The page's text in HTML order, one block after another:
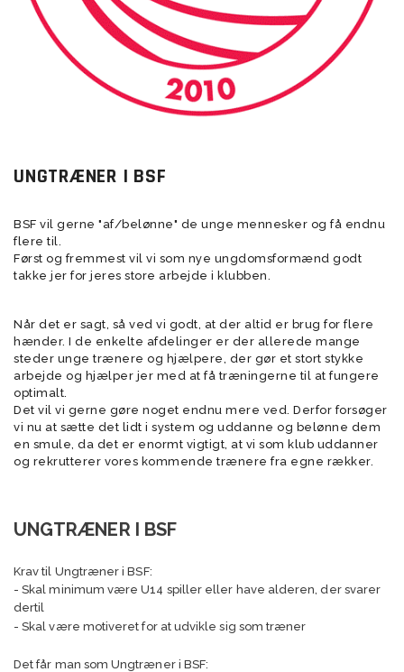
UNGTRÆNER I BSF
BSF vil gerne "af/belønne" de unge mennesker og få endnu
flere til.
Først og fremmest vil vi som nye ungdomsformænd godt
takke jer for jeres store arbejde i klubben.
Når det er sagt, så ved vi godt, at der altid er brug for flere
hænder. I de enkelte afdelinger er der allerede mange
steder unge trænere og hjælpere, der gør et stort stykke
arbejde og hjælper jer med at få træningerne til at fungere
optimalt.
Det vil vi gerne gøre noget endnu mere ved. Derfor forsøger
vi nu at sætte det lidt i system og uddanne og belønne dem
en smule, da det er enormt vigtigt, at vi som klub uddanner
og rekrutterer vores kommende trænere fra egne rækker.
UNGTRÆNER I BSF
Krav til Ungtræner i BSF:
- Skal minimum være U14 spiller eller have alderen, der svarer
dertil
- Skal være motiveret for at udvikle sig som træner
Det får man som Ungtræner i BSF: